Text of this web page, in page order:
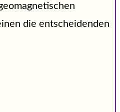
die entscheidenden